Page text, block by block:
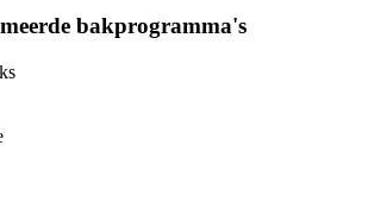
bakprogramma's